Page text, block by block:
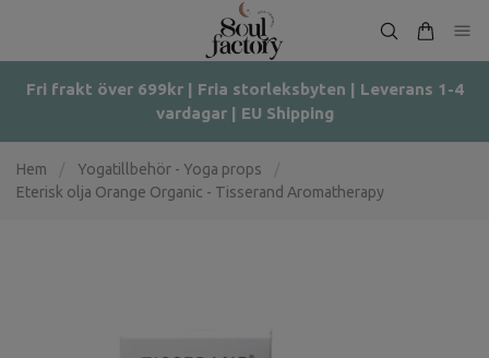
Fri frakt över 699kr | Fria storleksbyten | Leverans 1-4
vardagar | EU Shipping
Hem Yogatillbehör - Yoga props
Eterisk olja Orange Organic - Tisserand Aromatherapy